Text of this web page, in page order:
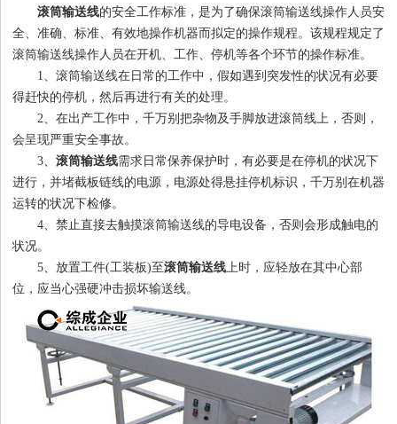
1 2 3
滚筒输送线的安全工作标准，是为了确保滚筒输送线操作人员安
全、准确、标准、有效地操作机器而拟定的操作规程。该规程规定了
滚筒输送线操作人员在开机、工作、停机等各个环节的操作标准。
1、滚筒输送线在日常的工作中，假如遇到突发性的状况有必要
得赶快的停机，然后再进行有关的处理。
2、在出产工作中，千万别把杂物及手脚放进滚筒线上，否则，
会呈现严重安全事故。
3、滚筒输送线需求日常保养保护时，有必要是在停机的状况下
进行，并堵截板链线的电源，电源处得悬挂停机标识，千万别在机器
运转的状况下检修。
4、禁止直接去触摸滚筒输送线的导电设备，否则会形成触电的
状况。
5、放置工件(工装板)至滚筒输送线上时，应轻放在其中心部
位，应当心强硬冲击损坏输送线。